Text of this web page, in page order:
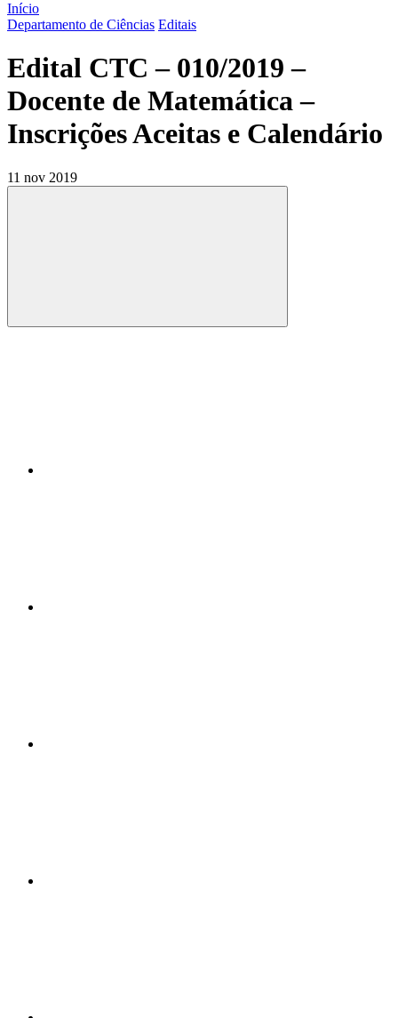
Início
Departamento de Ciências Editais
Edital CTC – 010/2019 –
Docente de Matemática –
Inscrições Aceitas e Calendário
11 nov 2019
Compartilhar